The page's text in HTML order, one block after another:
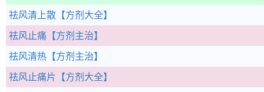
祛风清上散 【方剂大全】
祛风止痛 【方剂主治】
祛风清热 【方剂主治】
祛风止痛片 【方剂大全】